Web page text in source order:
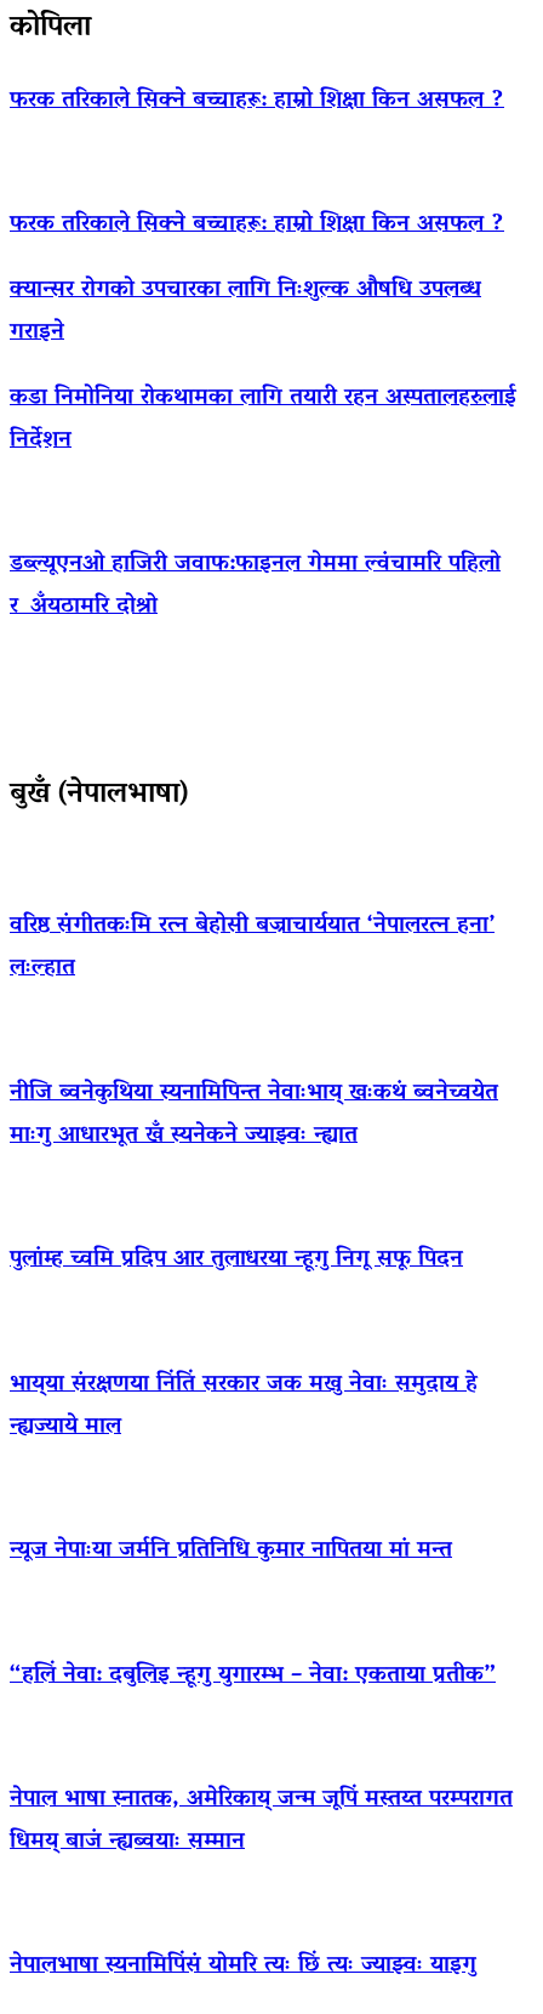
कोपिला
फरक तरिकाले सिक्ने बच्चाहरू: हाम्रो शिक्षा किन असफल ?
फरक तरिकाले सिक्ने बच्चाहरू: हाम्रो शिक्षा किन असफल ?
क्यान्सर रोगको उपचारका लागि निःशुल्क औषधि उपलब्ध
गराइने
कडा निमोनिया रोकथामका लागि तयारी रहन अस्पतालहरुलाई
निर्देशन
डब्ल्यूएनओ हाजिरी जवाफ:फाइनल गेममा ल्वंचामरि पहिलो
र अँयठामरि दोश्रो
बुखँ (नेपालभाषा)
वरिष्ठ संगीतकःमि रत्न बेहोसी बज्राचार्ययात ‘नेपालरत्न हना’
लःल्हात
नीजि ब्वनेकुथिया स्यनामिपिन्त नेवाःभाय् खःकथं ब्वनेच्वयेत
माःगु आधारभूत खँ स्यनेकने ज्याझ्वः न्ह्यात
पुलांम्ह च्वमि प्रदिप आर तुलाधरया न्हूगु निगू सफू पिदन
भाय्‌या संरक्षणया निंतिं सरकार जक मखु नेवाः समुदाय हे
न्ह्यज्याये माल
न्यूज नेपाःया जर्मनि प्रतिनिधि कुमार नापितया मां मन्त
“हलिं नेवा: दबुलिइ न्हूगु युगारम्भ – नेवा: एकताया प्रतीक”
नेपाल भाषा स्नातक, अमेरिकाय् जन्म जूपिं मस्तय्त परम्परागत
धिमय् बाजं न्ह्यब्वयाः सम्मान
नेपालभाषा स्यनामिपिंसं योमरि त्यः छिं त्यः ज्याझ्वः याइगु